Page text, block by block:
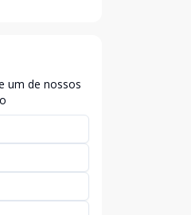
um de nossos